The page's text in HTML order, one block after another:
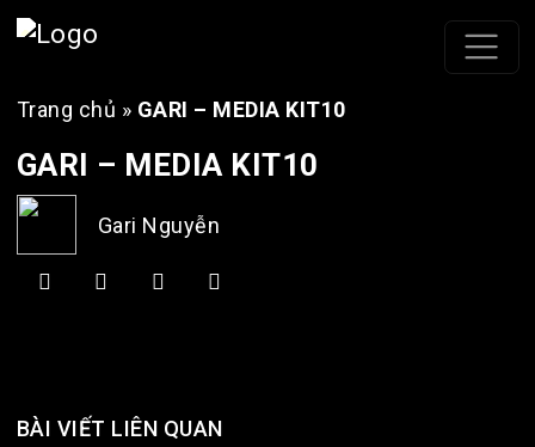
Trang chủ » GARI – MEDIA KIT10
GARI – MEDIA KIT10
Gari Nguyễn
BÀI VIẾT LIÊN QUAN